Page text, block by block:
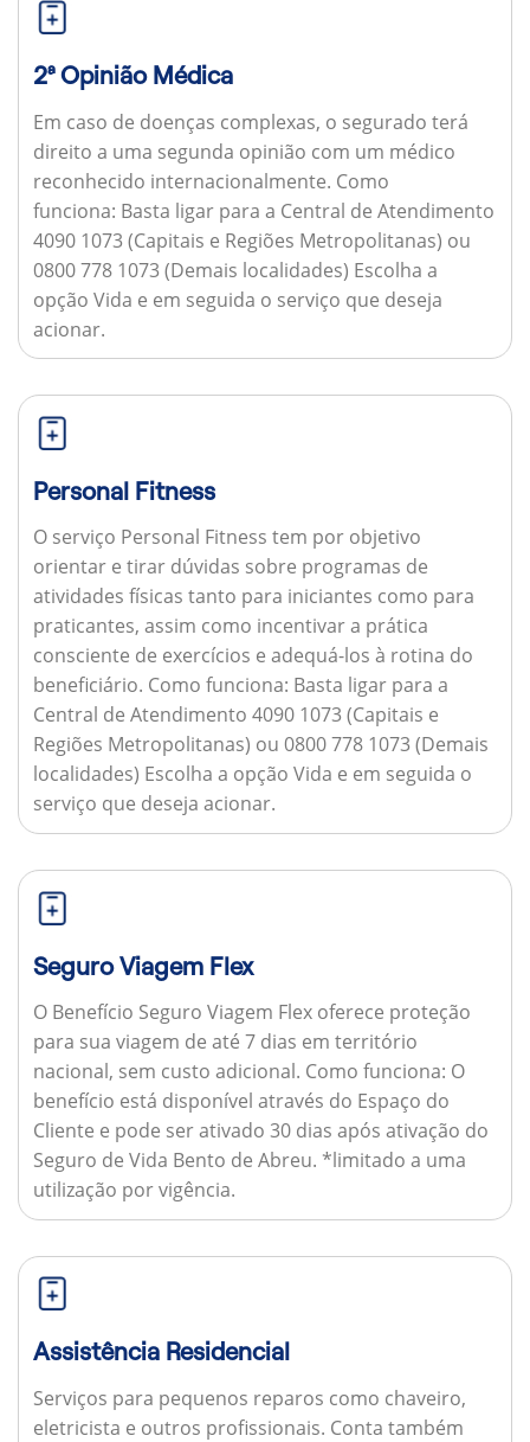
2ª Opinião Médica
Em caso de doenças complexas, o segurado terá
direito a uma segunda opinião com um médico
reconhecido internacionalmente. Como
funciona: Basta ligar para a Central de Atendimento
4090 1073 (Capitais e Regiões Metropolitanas) ou
0800 778 1073 (Demais localidades) Escolha a
opção Vida e em seguida o serviço que deseja
acionar.
Personal Fitness
O serviço Personal Fitness tem por objetivo
orientar e tirar dúvidas sobre programas de
atividades físicas tanto para iniciantes como para
praticantes, assim como incentivar a prática
consciente de exercícios e adequá-los à rotina do
beneficiário. Como funciona: Basta ligar para a
Central de Atendimento 4090 1073 (Capitais e
Regiões Metropolitanas) ou 0800 778 1073 (Demais
localidades) Escolha a opção Vida e em seguida o
serviço que deseja acionar.
Seguro Viagem Flex
O Benefício Seguro Viagem Flex oferece proteção
para sua viagem de até 7 dias em território
nacional, sem custo adicional. Como funciona: O
benefício está disponível através do Espaço do
Cliente e pode ser ativado 30 dias após ativação do
Seguro de Vida Bento de Abreu. *limitado a uma
utilização por vigência.
Assistência Residencial
Serviços para pequenos reparos como chaveiro,
eletricista e outros profissionais. Conta também